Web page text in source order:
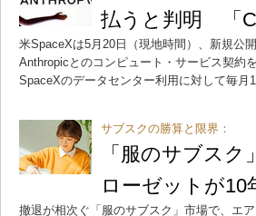
払うと判明 「
米SpaceXは5月20日（現地時間）、新規公
Anthropicとのコンピュート・サービス契約
SpaceXのデータセンター利用に対して毎月
サブスクの勝算と限界：
「服のサブス
ローゼットが10
撤退が相次ぐ「服のサブスク」市場で、エ